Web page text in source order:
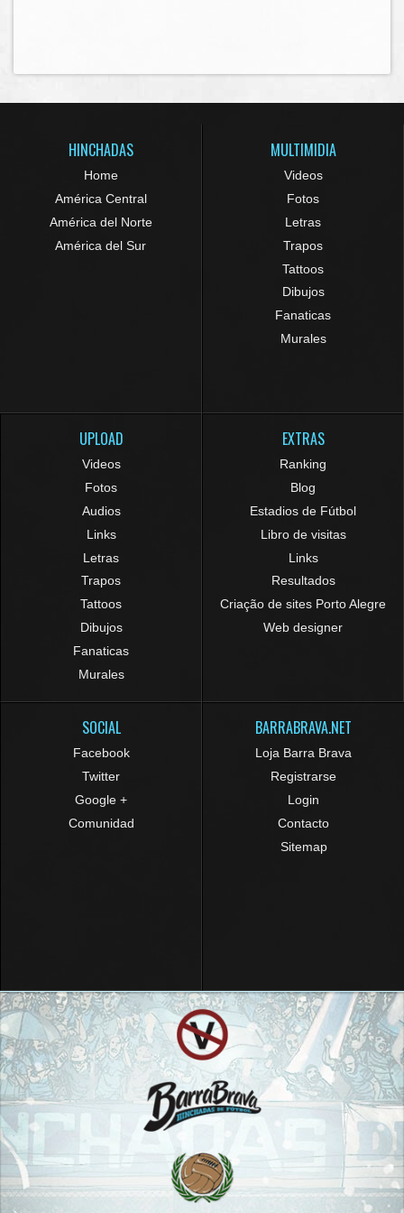
HINCHADAS
Home
América Central
América del Norte
América del Sur
MULTIMIDIA
Videos
Fotos
Letras
Trapos
Tattoos
Dibujos
Fanaticas
Murales
UPLOAD
Videos
Fotos
Audios
Links
Letras
Trapos
Tattoos
Dibujos
Fanaticas
Murales
EXTRAS
Ranking
Blog
Estadios de Fútbol
Libro de visitas
Links
Resultados
Criação de sites Porto Alegre
Web designer
SOCIAL
Facebook
Twitter
Google +
Comunidad
BARRABRAVA.NET
Loja Barra Brava
Registrarse
Login
Contacto
Sitemap